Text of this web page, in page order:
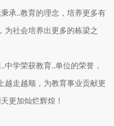
承..教育的理念，培养更多有
为社会培养出更多的栋梁之
中学荣获教育..单位的荣誉，
越走越顺，为教育事业贡献更
更加灿烂辉煌！